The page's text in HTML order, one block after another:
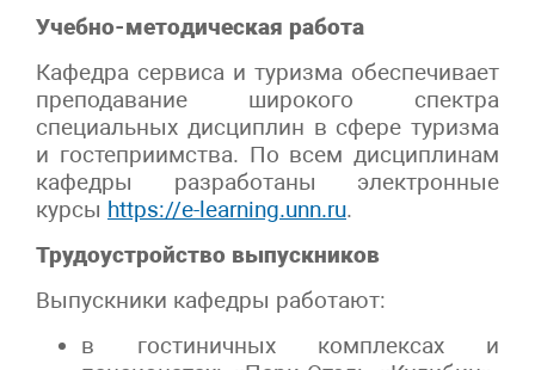
Учебно-методическая работа
Кафедра сервиса и туризма обеспечивает
преподавание широкого спектра
специальных дисциплин в сфере туризма
и гостеприимства. По всем дисциплинам
кафедры разработаны электронные
курсы https://e-learning.unn.ru.
Трудоустройство выпускников
Выпускники кафедры работают:
в гостиничных комплексах и